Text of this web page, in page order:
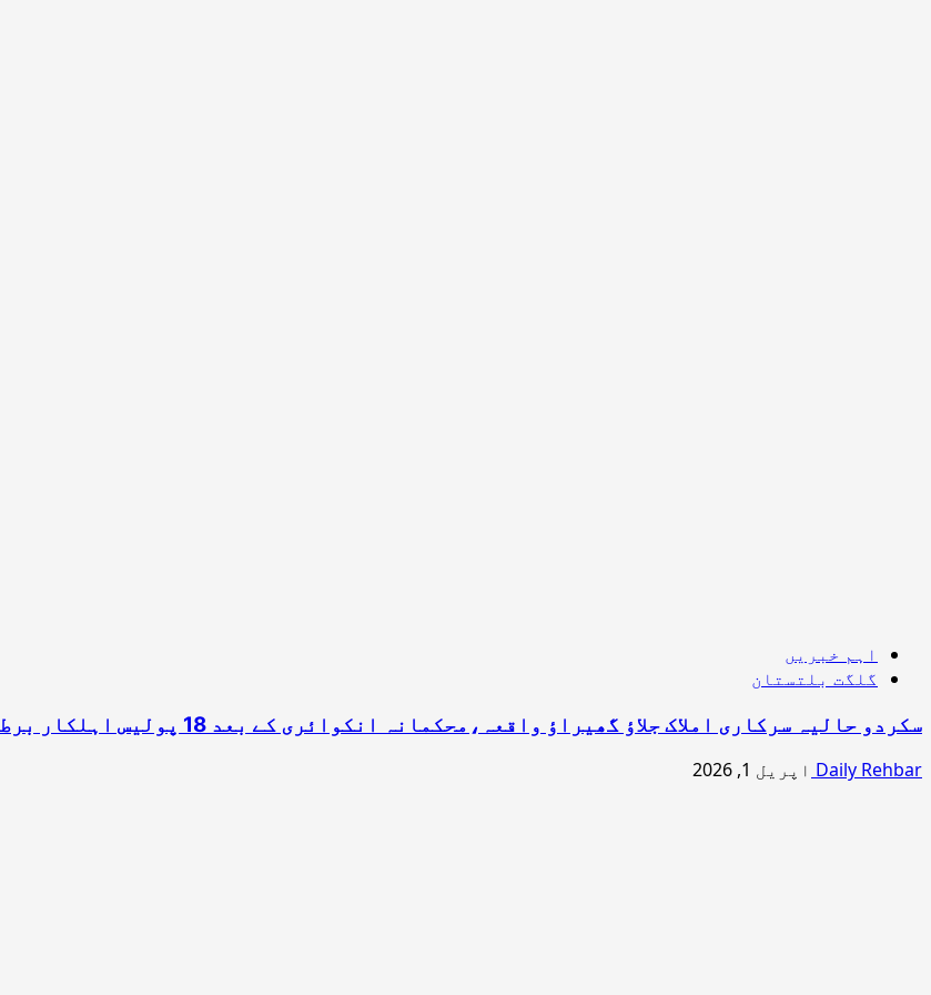
اہم خبریں
گلگت بلتستان
سکردو حالیہ سرکاری املاک جلاؤ گھیراؤ واقعہ،محکمانہ انکوائری کے بعد 18 پولیس اہلکار برطرف
Daily Rehbar اپریل 1, 2026